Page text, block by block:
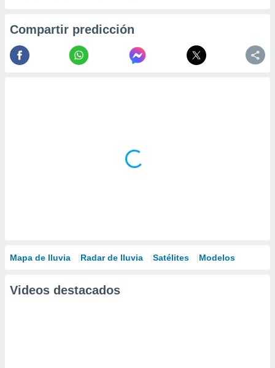
Compartir predicción
Mapa de lluvia Radar de lluvia Satélites Modelos
Videos destacados